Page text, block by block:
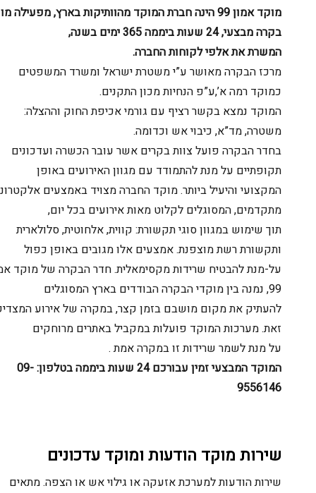
מוקד אמון 99 הינה חברת המוקד מהוותיקות בארץ, מפעילה מוקד
בקרה מבצעי, 24 שעות ביממה 365 ימים בשנה,
המשרת את אלפי לקוחות החברה.
מרכז הבקרה מאושר ע”י משטרת ישראל ומשרד המשפטים
כמוקד רמה א’,ע”פ הנחיות מכון התקנים.
המוקד נמצא בקשר רציף עם גורמי אכיפת החוק וההצלה:
משטרה, מד”א, כיבוי אש וכדומה.
בחדר הבקרה פועל צוות בקרים אשר עובר הכשרה ועדכונים
תקופתיים על מנת להתמודד עם מגוון האירועים באופן
המקצועי והיעיל ביותר. מוקד החברה מצויד באמצעים אלקטרונים
מתקדמים, המסוגלים לקלוט מאות אירועים בכל יום,
תוך שימוש במגוון סוגי תקשורת: קווית, אלחוטית, סלולארית
ותקשורת רשת מוצפנת. אמצעים אלו מגובים באופן כפול
על-מנת להבטיח שרידות מקסימאלית. חדר הבקרה של מוקד אמון
להעתיק את מקום מושבם בזמן קצר, במקרה של אירוע המצדיק
זאת. מערכות המוקד פועלות במקביל באתרים מרוחקים
על מנת לשמר שרידות זו במקרה אמת .
המוקד המבצעי זמין עבורכם 24 שעות ביממה בטלפון: 09-
9556146
שירות מוקד הודעות ומוקד עדכונים
שירות הודעות למערכת אזעקה או גילוי אש או הצפה. מתאים